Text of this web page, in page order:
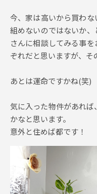
今、家は高いから買わ
組めないのではないか
さんに相談してみる事
ぞれだと思いますが、そ
あとは運命ですかね(笑)
気に入った物件があれ
かなと思います。
意外と住めば都です！